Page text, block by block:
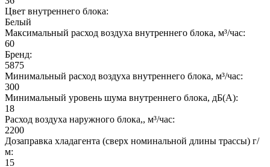
Цвет внутреннего блока:
Белый
Максимальный расход воздуха внутреннего блока, м³/час:
60
Бренд:
5875
Минимальный расход воздуха внутреннего блока, м³/час:
300
Минимальный уровень шума внутреннего блока, дБ(А):
18
Расход воздуха наружного блока,, м³/час:
2200
Дозаправка хладагента (сверх номинальной длины трассы) г/
м:
15